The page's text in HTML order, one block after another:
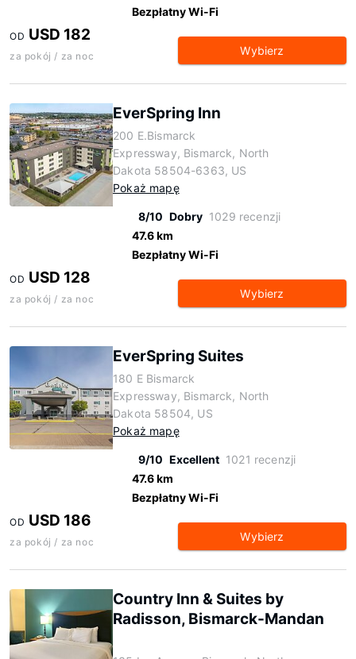
Bezpłatny Wi-Fi
OD USD 182
za pokój / za noc Wybierz
EverSpring Inn
200 E.Bismarck
Expressway, Bismarck, North
Dakota 58504-6363, US
Pokaż mapę
8/10 Dobry 1029 recenzji
47.6 km
Bezpłatny Wi-Fi
OD USD 128
za pokój / za noc Wybierz
EverSpring Suites
180 E Bismarck
Expressway, Bismarck, North
Dakota 58504, US
Pokaż mapę
9/10 Excellent 1021 recenzji
47.6 km
Bezpłatny Wi-Fi
OD USD 186
za pokój / za noc Wybierz
Country Inn & Suites by
Radisson, Bismarck-Mandan